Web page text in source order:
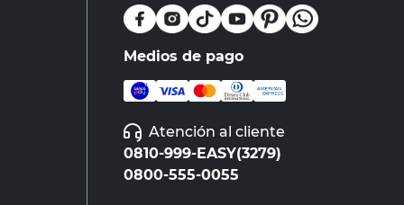
Medios de pago
Atención al cliente
0810-999-EASY(3279)
0800-555-0055